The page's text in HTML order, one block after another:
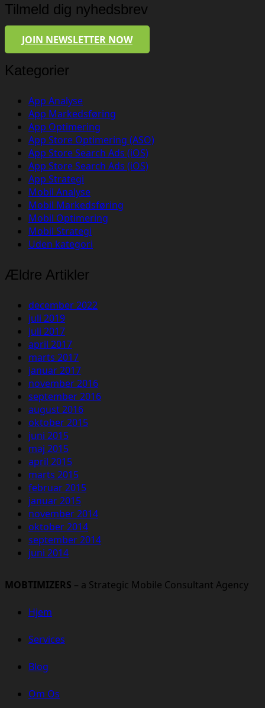
Tilmeld dig nyhedsbrev
JOIN NEWSLETTER NOW
Kategorier
App Analyse
App Markedsføring
App Optimering
App Store Optimering (ASO)
App Store Search Ads (iOS)
App Store Search Ads (iOS)
App Strategi
Mobil Analyse
Mobil Markedsføring
Mobil Optimering
Mobil Strategi
Uden kategori
Ældre Artikler
december 2022
juli 2019
juli 2017
april 2017
marts 2017
januar 2017
november 2016
september 2016
august 2016
oktober 2015
juni 2015
maj 2015
april 2015
marts 2015
februar 2015
januar 2015
november 2014
oktober 2014
september 2014
juni 2014
MOBTIMIZERS – a Strategic Mobile Consultant Agency
Hjem
Services
Blog
Om Os